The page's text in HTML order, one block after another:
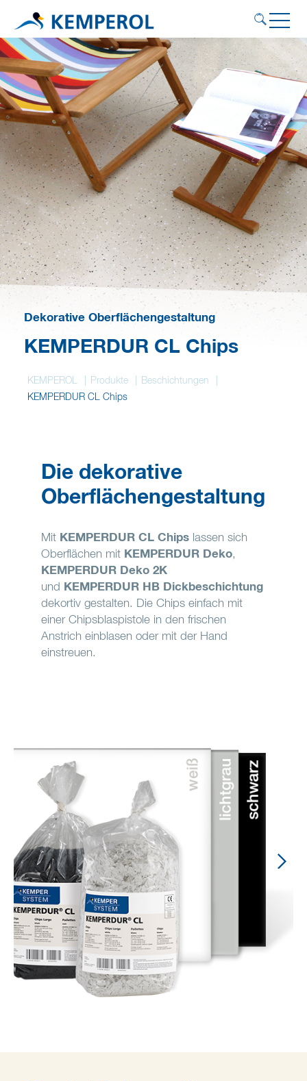
Anwendungsgebiete
Produkte
Service
Nachhaltigkeit
Kontakt
KEMPEROL
Deutsch
Dekorative Oberflächengestaltung
KEMPERDUR CL Chips
KEMPEROL Produkte
Beschichtungen
KEMPERDUR CL Chips
Die dekorative
Oberflächengestaltung
Mit KEMPERDUR CL Chips lassen sich
Oberflächen mit KEMPERDUR Deko,
KEMPERDUR Deko 2K
und
KEMPERDUR HB Dickbeschichtung
dekortiv gestalten. Die Chips einfach mit
einer Chipsblaspistole in den frischen
Anstrich einblasen oder mit der Hand
einstreuen.